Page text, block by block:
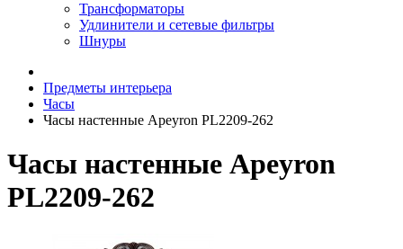
Трансформаторы
Удлинители и сетевые фильтры
Шнуры
Предметы интерьера
Часы
Часы настенные Apeyron PL2209-262
Часы настенные Apeyron
PL2209-262